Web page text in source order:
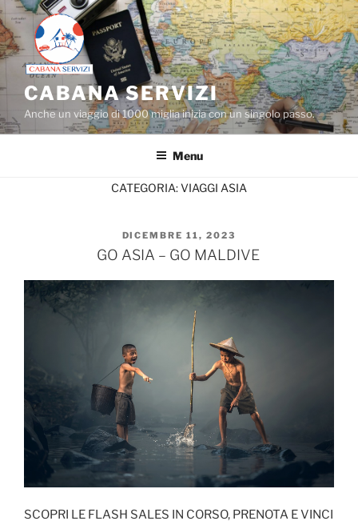
Salta
al
contenuto
CABANA SERVIZI
Anche un viaggio di 1000 miglia inizia con un singolo passo.
Menu
CATEGORIA:VIAGGI ASIA
PUBBLICATO
IL
DICEMBRE 11, 2023
GO ASIA – GO MALDIVE
SCOPRI LE FLASH SALES IN CORSO, PRENOTA E VINCI